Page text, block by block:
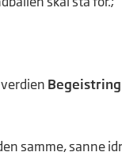
Begeistring
samme, sanne